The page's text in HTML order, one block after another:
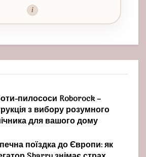
i
пилососи Roborock –
з вибору розумного
для вашого дому
поїздка до Європи: як